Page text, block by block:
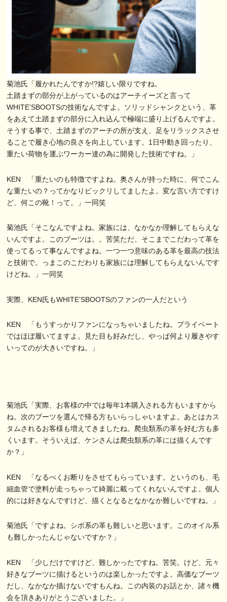
菊池氏「履かれたんですか!?嬉しい限りですね。
土踏まずの部分が上がっているのはアーチイーズと言って
WHITE’SBOOTSの技術なんですよ。ソリッドシャンクという、革
をあえて土踏まずの部分に入れ込んで極端に盛り上げるんですよ。
そうする事で、土踏まずのアーチの所が支え、足をリラックスさせ
ることで履き心地の良さを向上しています。1日中動き回ったり、
重たい荷物を運ぶワーカー達の為に開発した技術ですね。」
KEN 「重たいのも特徴ですよね。奥さんが持った時に、何でこん
な重たいの？ってかなりビックリしてましたよ。変な言い方ですけ
ど、何この靴！って。」一同笑
菊池氏「そこなんですよね。家族には、なかなか理解してもらえな
いんですよ。このブーツは。。苦笑ただ、そこまでこだわって革を
使ってるって事なんですよね。一つ一つ意味のある革を最高の技法
と技術で。っまこのこだわりも家族には理解してもらえないんです
けどね。」一同笑
実際、KEN氏もWHITE’SBOOTSのファンの一人だという
KEN 「もうすっかりファンになっちゃいましたね。プライベート
ではほぼ履いてますよ。見た目も好みだし、やっぱ何より履きやす
いってのが大きいですね。」
菊池氏「実際、お客様の中では毎年1本購入される方もいますから
ね。次のブーツを選んで帰る方もいらっしゃいますよ。あとはカス
タムされるお客様も増えてきましたね。爬虫類系の革を好む方も多
くいます。そういえば、ケンさんは爬虫類系の革には描くんです
か？」
KEN 「なるべくお断りをさせてもらっています。というのも、毛
細血管で塗料が走っちゃって綺麗に載ってくれないんですよ。個人
的には好きなんですけど、描くとなるとなかなか難しいですね。」
菊池氏「ですよね。シボ系の革も難しいと思います。このオイル系
も難しかったんじゃないですか？」
KEN 「少しだけですけど、難しかったですね。苦笑。けど、元々
好きなブーツに描けるというのは楽しかったですよ。高価なブーツ
だし、なかなか描けないですもんね。この内装のお話とか、諸々機
会を頂きありがとうございました。」